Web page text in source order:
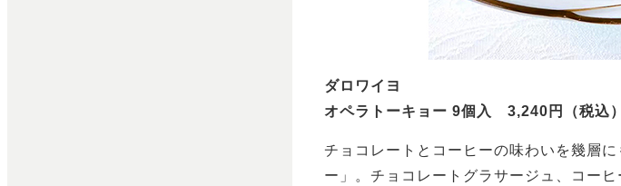
ダロワイヨ
オペラトーキョー 9個入 3,240円（税込）
チョコレートとコーヒーの味わいを幾層
ー」。チョコレートグラサージュ、コー